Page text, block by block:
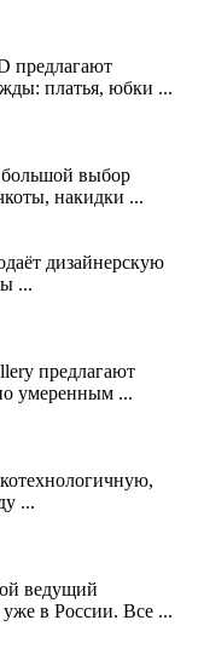
предлагают
платья, юбки ...
выбор
накидки ...
дизайнерскую
...
предлагают
умеренным ...
...
ведущий
уже в России. Все ...